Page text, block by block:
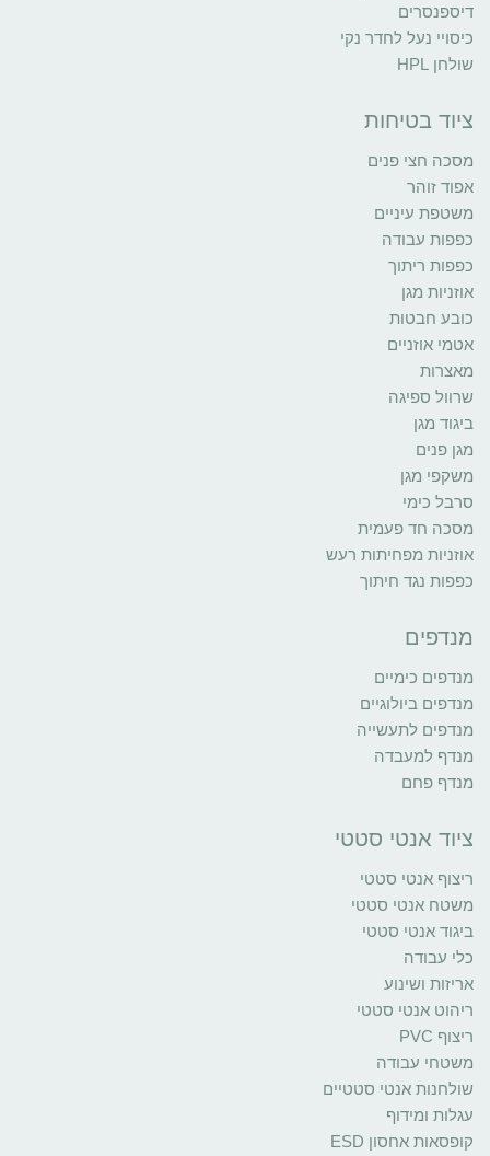
דיספנסרים
כיסויי נעל לחדר נקי
שולחן HPL
ציוד בטיחות
מסכה חצי פנים
אפוד זוהר
משטפת עיניים
כפפות עבודה
כפפות ריתוך
אוזניות מגן
כובע חבטות
אטמי אוזניים
מאצרות
שרוול ספיגה
ביגוד מגן
מגן פנים
משקפי מגן
סרבל כימי
מסכה חד פעמית
אוזניות מפחיתות רעש
כפפות נגד חיתוך
מנדפים
מנדפים כימיים
מנדפים ביולוגיים
מנדפים לתעשייה
מנדף למעבדה
מנדף פחם
ציוד אנטי סטטי
ריצוף אנטי סטטי
משטח אנטי סטטי
ביגוד אנטי סטטי
כלי עבודה
אריזות ושינוע
ריהוט אנטי סטטי
ריצוף PVC
משטחי עבודה
שולחנות אנטי סטטיים
עגלות ומידוף
קופסאות אחסון ESD